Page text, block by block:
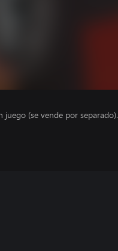
juego (se vende por separado).